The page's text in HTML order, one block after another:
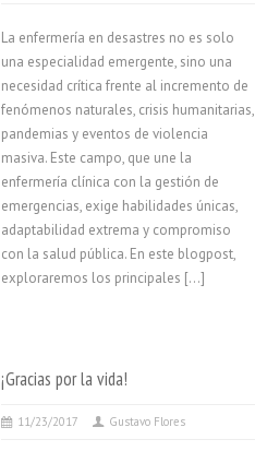
La enfermería en desastres no es solo
una especialidad emergente, sino una
necesidad crítica frente al incremento de
fenómenos naturales, crisis humanitarias,
pandemias y eventos de violencia
masiva. Este campo, que une la
enfermería clínica con la gestión de
emergencias, exige habilidades únicas,
adaptabilidad extrema y compromiso
con la salud pública. En este blogpost,
exploraremos los principales […]
¡Gracias por la vida!
11/23/2017 Gustavo Flores